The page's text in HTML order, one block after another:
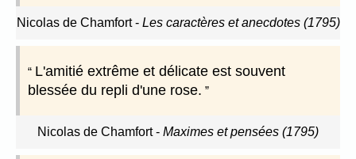
Nicolas de Chamfort- Les caractères et anecdotes (1795)
L'amitié extrême et délicate est souvent
blessée du repli d'une rose.
Nicolas de Chamfort- Maximes et pensées (1795)